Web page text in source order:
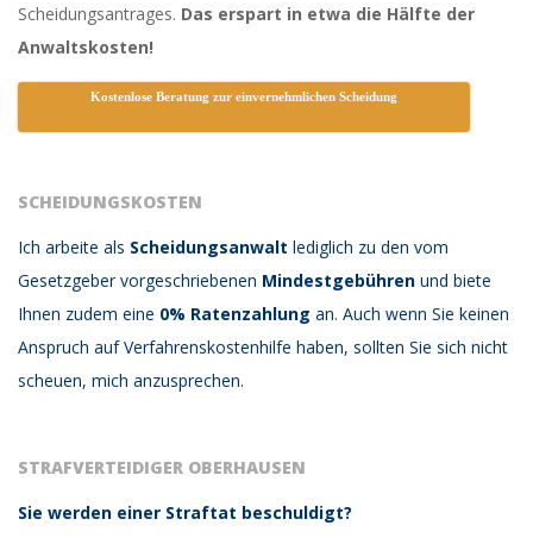
Scheidungsantrages. Das erspart in etwa die Hälfte der
Anwaltskosten!
Kostenlose Beratung zur einvernehmlichen Scheidung
SCHEIDUNGSKOSTEN
Ich arbeite als Scheidungsanwalt lediglich zu den vom
Gesetzgeber vorgeschriebenen Mindestgebühren und biete
Ihnen zudem eine 0% Ratenzahlung an. Auch wenn Sie keinen
Anspruch auf Verfahrenskostenhilfe haben, sollten Sie sich nicht
scheuen, mich anzusprechen.
STRAFVERTEIDIGER OBERHAUSEN
Sie werden einer Straftat beschuldigt?